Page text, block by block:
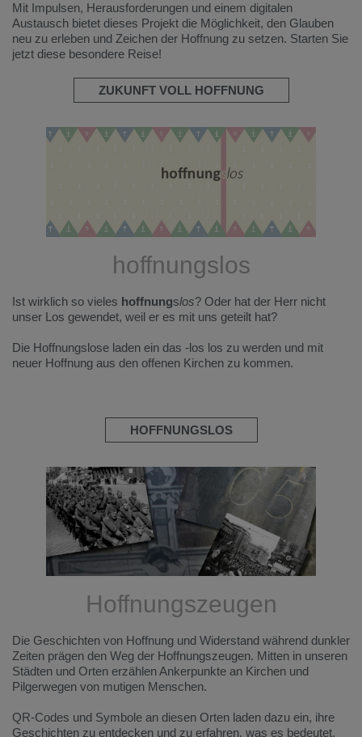
Mit Impulsen, Herausforderungen und einem digitalen
Austausch bietet dieses Projekt die Möglichkeit, den Glauben
neu zu erleben und Zeichen der Hoffnung zu setzen. Starten Sie
jetzt diese besondere Reise!
ZUKUNFT VOLL HOFFNUNG
hoffnungslos
Ist wirklich so vieles hoffnungslos? Oder hat der Herr nicht
unser Los gewendet, weil er es mit uns geteilt hat?
Die Hoffnungslose laden ein das -los los zu werden und mit
neuer Hoffnung aus den offenen Kirchen zu kommen.
HOFFNUNGSLOS
Hoffnungszeugen
Die Geschichten von Hoffnung und Widerstand während dunkler
Zeiten prägen den Weg der Hoffnungszeugen. Mitten in unseren
Städten und Orten erzählen Ankerpunkte an Kirchen und
Pilgerwegen von mutigen Menschen.
QR-Codes und Symbole an diesen Orten laden dazu ein, ihre
Geschichten zu entdecken und zu erfahren, was es bedeutet,